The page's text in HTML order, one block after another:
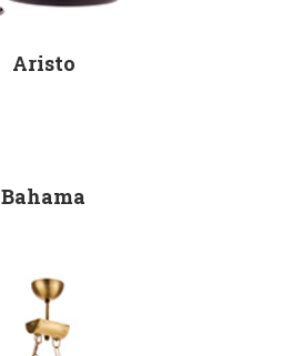
Aristo
Bahama